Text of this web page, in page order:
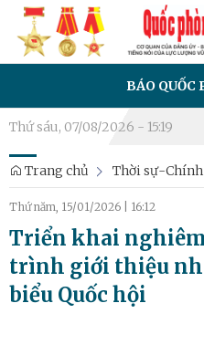
BÁO QUỐC
Thứ sáu, 07/08/2026 - 15:19
chương Bảo vệ Tổ quốc cho
Trang chủ Thời sự-
Thứ năm, 15/01/2026 16:12
Triển khai
trình giới thiệu
biểu Quốc hội